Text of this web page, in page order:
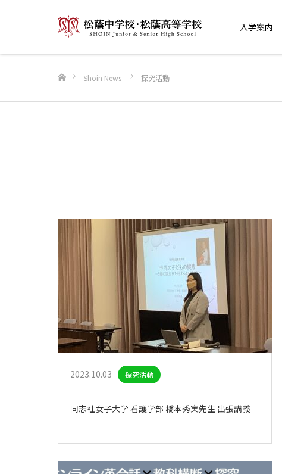
入学案内
ホーム
Shoin News
探究活動
2023.10.03 探究活動
同志社女子大学 看護学部 橋本秀実先生 出張講義